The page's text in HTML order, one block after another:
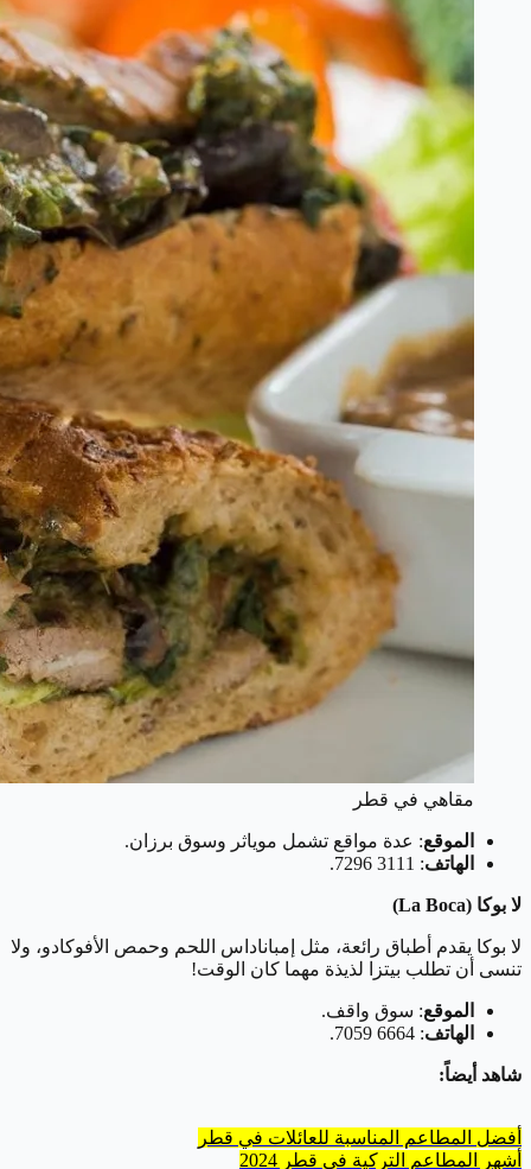
مقاهي في قطر
الموقع: عدة مواقع تشمل موياثر وسوق برزان.
الهاتف: 3111 7296.
لا بوكا (La Boca)
لا بوكا يقدم أطباق رائعة، مثل إمباناداس اللحم وحمص الأفوكادو، ولا
تنسى أن تطلب بيتزا لذيذة مهما كان الوقت!
الموقع: سوق واقف.
الهاتف: 6664 7059.
شاهد أيضاً:
أفضل المطاعم المناسبة للعائلات في قطر
أشهر المطاعم التركية في قطر 2024